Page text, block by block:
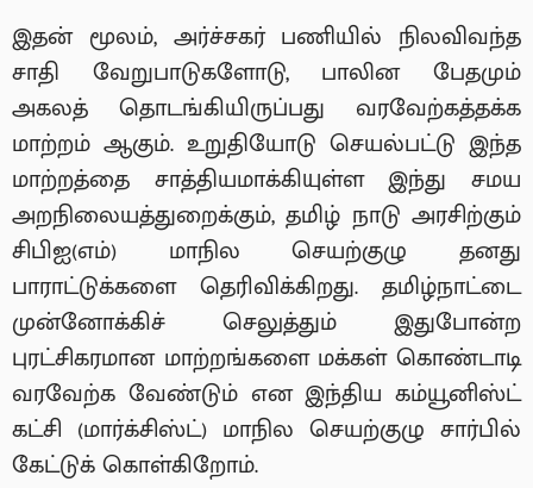
இதன் மூலம், அர்ச்சகர் பணியில் நிலவிவந்த
சாதி வேறுபாடுகளோடு, பாலின பேதமும்
அகலத் தொடங்கியிருப்பது வரவேற்கத்தக்க
மாற்றம் ஆகும். உறுதியோடு செயல்பட்டு இந்த
மாற்றத்தை சாத்தியமாக்கியுள்ள இந்து சமய
அறநிலையத்துறைக்கும், தமிழ் நாடு அரசிற்கும்
சிபிஐ(எம்) மாநில செயற்குழு தனது
பாராட்டுக்களை தெரிவிக்கிறது. தமிழ்நாட்டை
முன்னோக்கிச் செலுத்தும் இதுபோன்ற
புரட்சிகரமான மாற்றங்களை மக்கள் கொண்டாடி
வரவேற்க வேண்டும் என இந்திய கம்யூனிஸ்ட்
கட்சி (மார்க்சிஸ்ட்) மாநில செயற்குழு சார்பில்
கேட்டுக் கொள்கிறோம்.